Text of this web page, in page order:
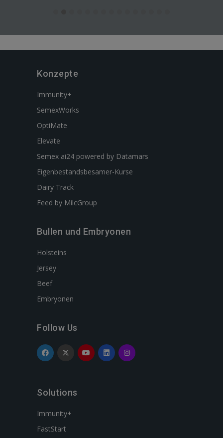
Konzepte
Immunity+
SemexWorks
OptiMate
Elevate
Semex ai24 powered by Datamars
Eigenbestandsbesamer-Kurse
Dairy Track
Feed by MilcGroup
Bullen und Embryonen
Holsteins
Jersey
Beef
Embryonen
Follow Us
Solutions
Immunity+
FastStart